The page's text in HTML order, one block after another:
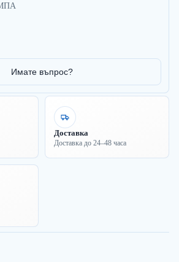
Имате въпрос?
Доставка
Доставка до 24–48 часа